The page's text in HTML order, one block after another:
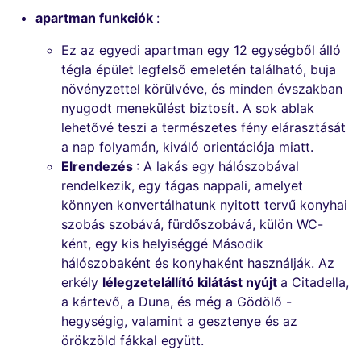
apartman funkciók :
Ez az egyedi apartman egy 12 egységből álló
tégla épület legfelső emeletén található, buja
növényzettel körülvéve, és minden évszakban
nyugodt menekülést biztosít. A sok ablak
lehetővé teszi a természetes fény elárasztását
a nap folyamán, kiváló orientációja miatt.
Elrendezés : A lakás egy hálószobával
rendelkezik, egy tágas nappali, amelyet
könnyen konvertálhatunk nyitott tervű konyhai
szobás szobává, fürdőszobává, külön WC-
ként, egy kis helyiséggé Második
hálószobaként és konyhaként használják. Az
erkély lélegzetelállító kilátást nyújt a Citadella,
a kártevő, a Duna, és még a Gödölő -
hegységig, valamint a gesztenye és az
örökzöld fákkal együtt.